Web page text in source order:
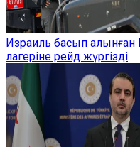
Израиль басып
лагеріне рейд жүргізді